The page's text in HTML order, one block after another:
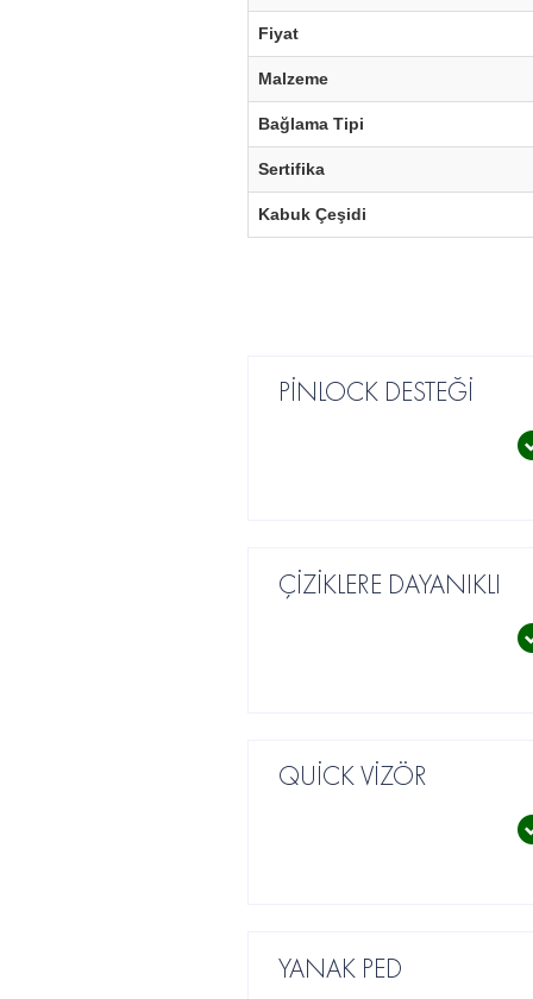
Fiyat
Malzeme
Bağlama Tipi
Sertifika
Kabuk Çeşidi
PİNLOCK DESTEĞİ
ÇİZİKLERE DAYANIKLI
QUİCK VİZÖR
YANAK PED